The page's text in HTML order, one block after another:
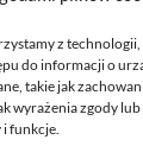
z
do informacji o
takie jak
wyrażenia zgody
i funkcje.
- I turnus
- II turnus
- III turnus
- IV turnus